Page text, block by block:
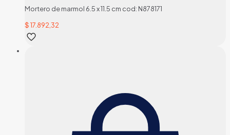
Mortero de marmol 6.5 x 11.5 cm cod: N878171
$17.892,32